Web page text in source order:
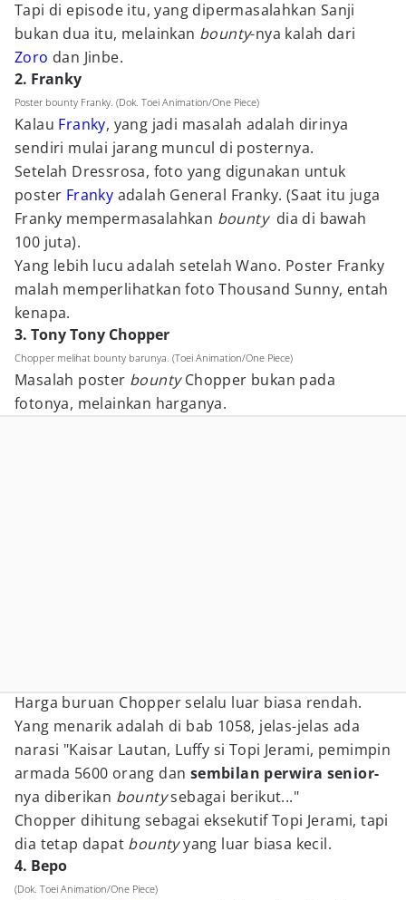
Tapi di episode itu, yang dipermasalahkan Sanji
bukan dua itu, melainkan bounty-nya kalah dari
Zoro dan Jinbe.
2. Franky
Poster bounty Franky. (Dok. Toei Animation/One Piece)
Kalau Franky, yang jadi masalah adalah dirinya
sendiri mulai jarang muncul di posternya.
Setelah Dressrosa, foto yang digunakan untuk
poster Franky adalah General Franky. (Saat itu juga
Franky mempermasalahkan bounty dia di bawah
100 juta).
Yang lebih lucu adalah setelah Wano. Poster Franky
malah memperlihatkan foto Thousand Sunny, entah
kenapa.
3. Tony Tony Chopper
Chopper melihat bounty barunya. (Toei Animation/One Piece)
Masalah poster bountyChopper bukan pada
fotonya, melainkan harganya.
Harga buruan Chopper selalu luar biasa rendah.
Yang menarik adalah di bab 1058, jelas-jelas ada
narasi "Kaisar Lautan, Luffy si Topi Jerami, pemimpin
armada 5600 orang dan sembilan perwira senior-
nya diberikan bountysebagai berikut..."
Chopper dihitung sebagai eksekutif Topi Jerami, tapi
dia tetap dapat bountyyang luar biasa kecil.
4. Bepo
(Dok. Toei Animation/One Piece)